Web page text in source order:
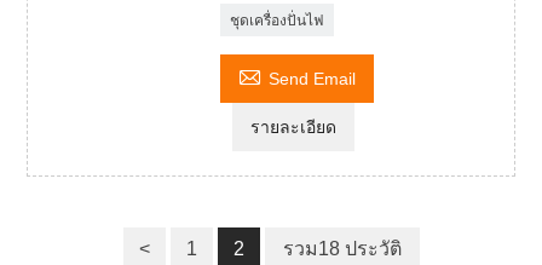
ชุดเครื่องปั่นไฟ
 Send Email
รายละเอียด
< 1 2 รวม18 ประวัติ